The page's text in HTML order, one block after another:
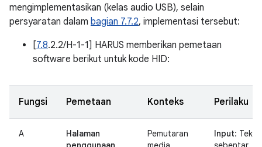
mengimplementasikan (kelas audio USB), selain
persyaratan dalam bagian 7.7.2, implementasi tersebut:
[7.8.2.2/H-1-1] HARUS memberikan pemetaan
software berikut untuk kode HID:
Fungsi Pemetaan Konteks Perilaku
A
Halaman
Pemutaran
Input: Tekan